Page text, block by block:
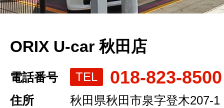
ORIX U-car 秋田店
電話番号 TEL 018-823-8500
住所
秋田県秋田市泉字登木207-1